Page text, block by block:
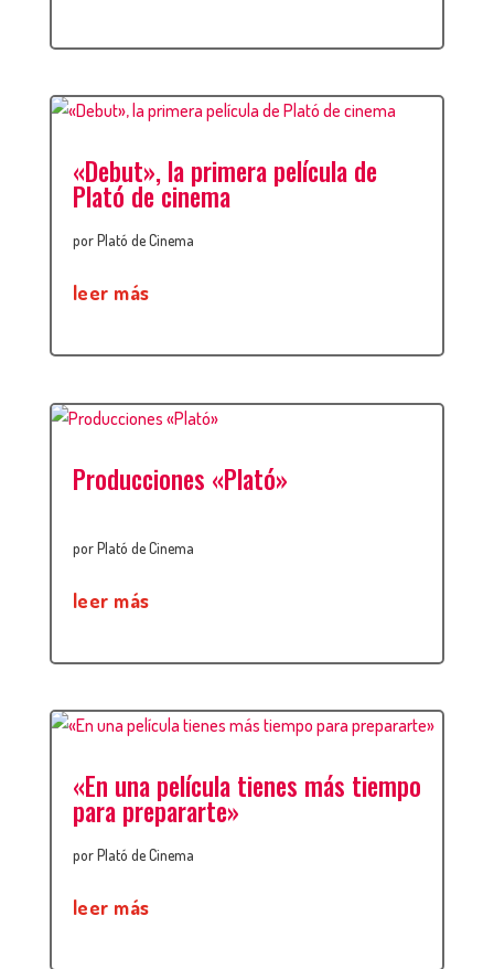
«Debut», la primera película de
Plató de cinema
porPlató de Cinema
leer más
Producciones «Plató»
porPlató de Cinema
leer más
«En una película tienes más tiempo
para prepararte»
porPlató de Cinema
leer más